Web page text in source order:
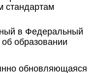
стандартам
в Федеральный
образовании
обновляющаяся